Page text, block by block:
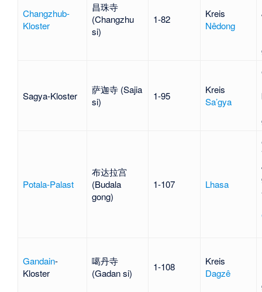
Changzhub-
Kloster
昌珠寺
(Changzhu
si)
1-82
Kreis
Nêdong
Sagya-Kloster
萨迦寺 (Sajia
si)
1-95
Kreis
Sa’gya
Potala-Palast
布达拉宫
(Budala
gong)
1-107 Lhasa
Gandain-
Kloster
噶丹寺
(Gadan si)
1-108
Kreis
Dagzê